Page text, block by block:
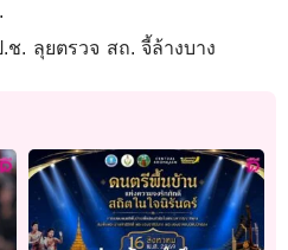
. ลุยตรวจ สถ. จี้ล้างบาง